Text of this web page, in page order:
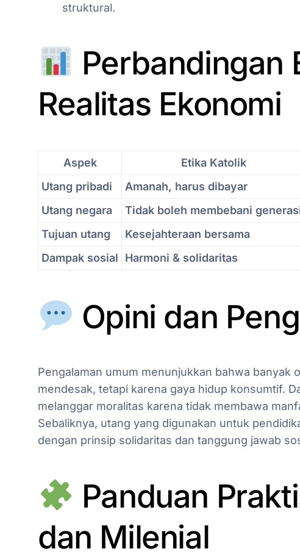
struktural.
Perbandingan
Realitas Ekonomi
Aspek Etika Katolik
Utang pribadi
Amanah, harus dibayar
Utang negara
Tidak boleh membebani
Tujuan utang
Kesejahteraan bersama
Dampak sosial
Harmoni & solidaritas
Opini dan
Pengalaman umum menunjukkan bahwa banyak
mendesak, tetapi karena gaya hidup konsumtif.
melanggar moralitas karena tidak membawa
Sebaliknya, utang yang digunakan untuk
dengan prinsip solidaritas dan tanggung jawab
Panduan
dan Milenial